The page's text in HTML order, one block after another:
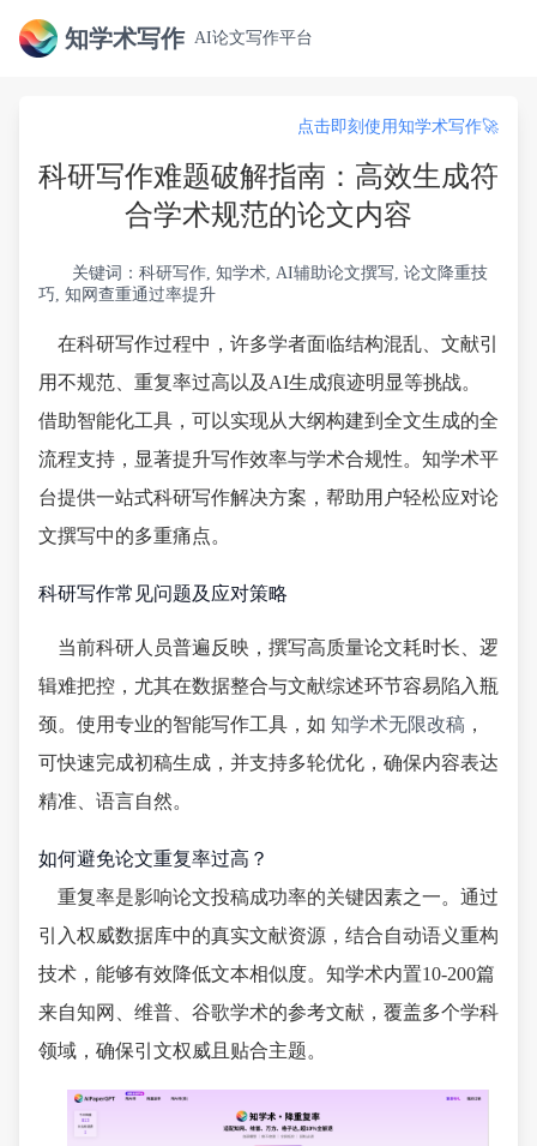
知学术写作 AI论文写作平台
点击即刻使用知学术写作🚀
科研写作难题破解指南：高效生成符
合学术规范的论文内容
关键词：科研写作, 知学术, AI辅助论文撰写, 论文降重技
巧, 知网查重通过率提升
在科研写作过程中，许多学者面临结构混乱、文献引
用不规范、重复率过高以及AI生成痕迹明显等挑战。
借助智能化工具，可以实现从大纲构建到全文生成的全
流程支持，显著提升写作效率与学术合规性。知学术平
台提供一站式科研写作解决方案，帮助用户轻松应对论
文撰写中的多重痛点。
科研写作常见问题及应对策略
当前科研人员普遍反映，撰写高质量论文耗时长、逻
辑难把控，尤其在数据整合与文献综述环节容易陷入瓶
颈。使用专业的智能写作工具，如 知学术无限改稿 ，
可快速完成初稿生成，并支持多轮优化，确保内容表达
精准、语言自然。
如何避免论文重复率过高？
重复率是影响论文投稿成功率的关键因素之一。通过
引入权威数据库中的真实文献资源，结合自动语义重构
技术，能够有效降低文本相似度。知学术内置10-200篇
来自知网、维普、谷歌学术的参考文献，覆盖多个学科
领域，确保引文权威且贴合主题。